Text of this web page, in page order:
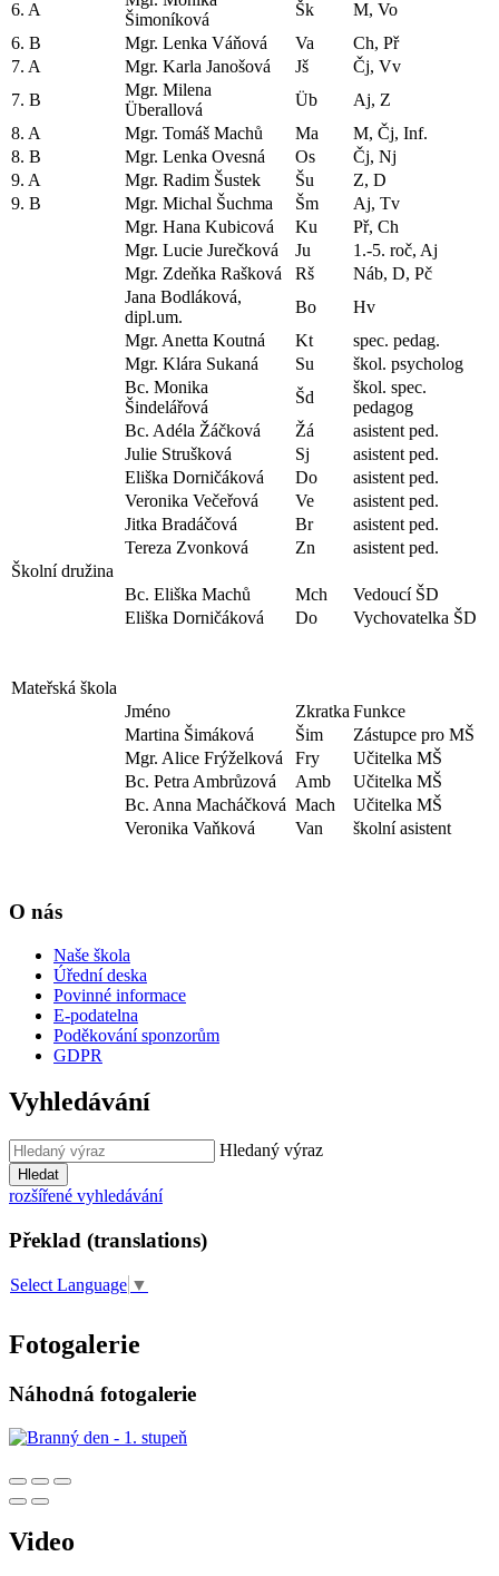
6. A
Šimoníková
Šk
M, Vo
6. B
Mgr. Lenka Váňová Va
Ch, Př
7. A
Mgr. Karla Janošová Jš
Čj, Vv
7. B
Mgr. Milena
Überallová
Üb
Aj, Z
8. A
Mgr. Tomáš Machů Ma
M, Čj, Inf.
8. B
Mgr. Lenka Ovesná Os
Čj, Nj
9. A
Mgr. Radim Šustek Šu
Z, D
9. B
Mgr. Michal Šuchma Šm
Aj, Tv
Mgr. Hana Kubicová
Ku
Př, Ch
Mgr. Lucie Jurečková
Ju
1.-5. roč, Aj
Mgr. Zdeňka Rašková
Rš
Náb, D, Pč
Jana Bodláková,
dipl.um.
Bo
Hv
Mgr. Anetta Koutná
Kt
spec. pedag.
Mgr. Klára Sukaná
Su
škol. psycholog
Bc. Monika
Šindelářová
Šd
škol. spec.
pedagog
Bc. Adéla Žáčková
Žá
asistent ped.
Julie Strušková
Sj
asistent ped.
Eliška Dorničáková
Do
asistent ped.
Veronika Večeřová
Ve
asistent ped.
Jitka Bradáčová
Br
asistent ped.
Tereza Zvonková
Zn
asistent ped.
Školní družina
Bc. Eliška Machů
Mch
Vedoucí ŠD
Eliška Dorničáková
Do Vychovatelka ŠD
Mateřská škola
Jméno
Zkratka Funkce
Martina Šimáková
Šim
Zástupce pro MŠ
Mgr. Alice Frýželková
Fry
Učitelka MŠ
Bc. Petra Ambrůzová
Amb
Učitelka MŠ
Bc. Anna Macháčková Mach
Učitelka MŠ
Veronika Vaňková
Van školní asistent
O nás
Naše škola
Úřední deska
Povinné informace
E-podatelna
Poděkování sponzorům
GDPR
Vyhledávání
Hledaný výraz
Hledat
rozšířené vyhledávání
Překlad (translations)
Select Language ▼
Fotogalerie
Náhodná fotogalerie
Video